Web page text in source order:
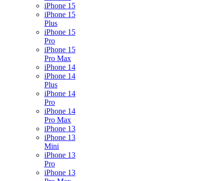
iPhone 15
iPhone 15
Plus
iPhone 15
Pro
iPhone 15
Pro Max
iPhone 14
iPhone 14
Plus
iPhone 14
Pro
iPhone 14
Pro Max
iPhone 13
iPhone 13
Mini
iPhone 13
Pro
iPhone 13